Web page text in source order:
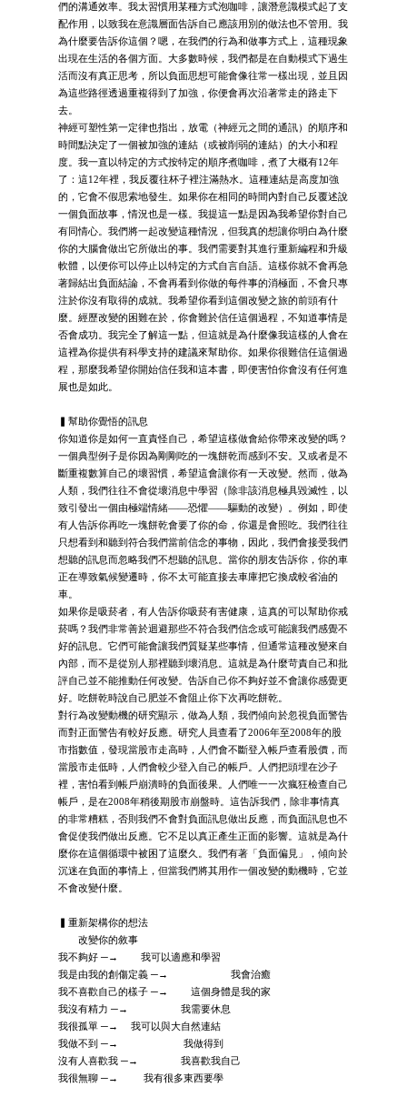
們的溝通效率。我太習慣用某種方式泡咖啡，讓潛意識模式起了支
配作用，以致我在意識層面告訴自己應該用別的做法也不管用。我
為什麼要告訴你這個？嗯，在我們的行為和做事方式上，這種現象
出現在生活的各個方面。大多數時候，我們都是在自動模式下過生
活而沒有真正思考，所以負面思想可能會像往常一樣出現，並且因
為這些路徑透過重複得到了加強，你便會再次沿著常走的路走下
去。
神經可塑性第一定律也指出，放電（神經元之間的通訊）的順序和
時間點決定了一個被加強的連結（或被削弱的連結）的大小和程
度。我一直以特定的方式按特定的順序煮咖啡，煮了大概有12年
了：這12年裡，我反覆往杯子裡注滿熱水。這種連結是高度加強
的，它會不假思索地發生。如果你在相同的時間內對自己反覆述說
一個負面故事，情況也是一樣。我提這一點是因為我希望你對自己
有同情心。我們將一起改變這種情況，但我真的想讓你明白為什麼
你的大腦會做出它所做出的事。我們需要對其進行重新編程和升級
軟體，以便你可以停止以特定的方式自言自語。這樣你就不會再急
著歸結出負面結論，不會再看到你做的每件事的消極面，不會只專
注於你沒有取得的成就。我希望你看到這個改變之旅的前頭有什
麼。經歷改變的困難在於，你會難於信任這個過程，不知道事情是
否會成功。我完全了解這一點，但這就是為什麼像我這樣的人會在
這裡為你提供有科學支持的建議來幫助你。如果你很難信任這個過
程，那麼我希望你開始信任我和這本書，即便害怕你會沒有任何進
展也是如此。
▍幫助你覺悟的訊息
你知道你是如何一直責怪自己，希望這樣做會給你帶來改變的嗎？
一個典型例子是你因為剛剛吃的一塊餅乾而感到不安。又或者是不
斷重複數算自己的壞習慣，希望這會讓你有一天改變。然而，做為
人類，我們往往不會從壞消息中學習（除非該消息極具毀滅性，以
致引發出一個由極端情緒——恐懼——驅動的改變）。例如，即使
有人告訴你再吃一塊餅乾會要了你的命，你還是會照吃。我們往往
只想看到和聽到符合我們當前信念的事物，因此，我們會接受我們
想聽的訊息而忽略我們不想聽的訊息。當你的朋友告訴你，你的車
正在導致氣候變遷時，你不太可能直接去車庫把它換成較省油的
車。
如果你是吸菸者，有人告訴你吸菸有害健康，這真的可以幫助你戒
菸嗎？我們非常善於迴避那些不符合我們信念或可能讓我們感覺不
好的訊息。它們可能會讓我們質疑某些事情，但通常這種改變來自
內部，而不是從別人那裡聽到壞消息。這就是為什麼苛責自己和批
評自己並不能推動任何改變。告訴自己你不夠好並不會讓你感覺更
好。吃餅乾時說自己肥並不會阻止你下次再吃餅乾。
對行為改變動機的研究顯示，做為人類，我們傾向於忽視負面警告
而對正面警告有較好反應。研究人員查看了2006年至2008年的股
市指數值，發現當股市走高時，人們會不斷登入帳戶查看股價，而
當股市走低時，人們會較少登入自己的帳戶。人們把頭埋在沙子
裡，害怕看到帳戶崩潰時的負面後果。人們唯一一次瘋狂檢查自己
帳戶，是在2008年稍後期股市崩盤時。這告訴我們，除非事情真
的非常糟糕，否則我們不會對負面訊息做出反應，而負面訊息也不
會促使我們做出反應。它不足以真正產生正面的影響。這就是為什
麼你在這個循環中被困了這麼久。我們有著「負面偏見」，傾向於
沉迷在負面的事情上，但當我們將其用作一個改變的動機時，它並
不會改變什麼。
▍重新架構你的想法
改變你的敘事
我不夠好 ─→ 我可以適應和學習
我是由我的創傷定義 ─→ 我會治癒
我不喜歡自己的樣子 ─→ 這個身體是我的家
我沒有精力 ─→ 我需要休息
我很孤單 ─→ 我可以與大自然連結
我做不到 ─→ 我做得到
沒有人喜歡我 ─→ 我喜歡我自己
我很無聊 ─→ 我有很多東西要學